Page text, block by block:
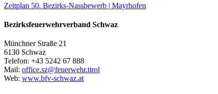
Zeitplan 50. Bezirks-Nassbewerb | Mayrhofen
Bezirksfeuerwehrverband Schwaz
Münchner Straße 21
6130 Schwaz
Telefon: +43 5242 67 888
Mail: office.sz@feuerwehr.tirol
Web: www.bfv-schwaz.at